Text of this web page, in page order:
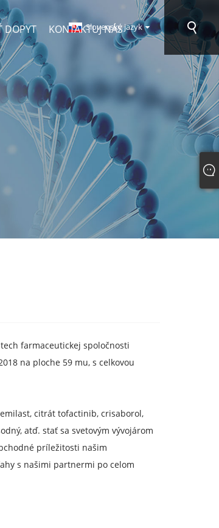
DOPYT KONTAKTUJ NÁS
Slovenský jazyk
farmaceutickej spoločnosti
na ploche 59 mu, s celkovou
citrát tofactinib, crisaborol,
atď. stať sa svetovým vývojárom
príležitosti našim
s našimi partnermi po celom